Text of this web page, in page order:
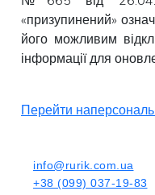
«призупинений»
його можливим
інформації для
Перейти
info@rurik.com.ua
+38 (099) 037-19-83